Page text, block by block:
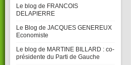
Le blog de FRANCOIS
DELAPIERRE
Le Blog de JACQUES GENEREUX
Economiste
Le blog de MARTINE BILLARD : co-
présidente du Parti de Gauche